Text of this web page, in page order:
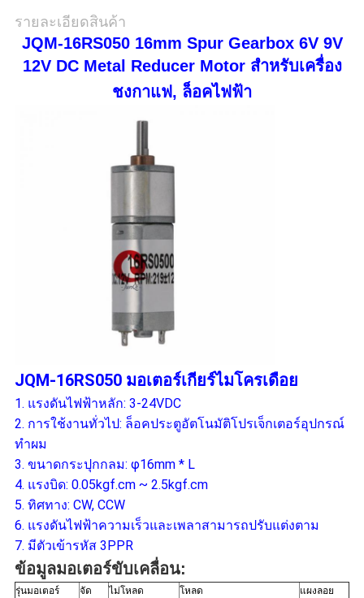
เป็น
ส่วน
รายละเอียดสินค้า
JQM-16RS050 16mm Spur Gearbox 6V 9V
12V DC Metal Reducer Motor สำหรับเครื่อง
ชงกาแฟ, ล็อคไฟฟ้า
JQM-16RS050 มอเตอร์เกียร์ไมโครเดือย
1. แรงดันไฟฟ้าหลัก: 3-24VDC
2. การใช้งานทั่วไป: ล็อคประตูอัตโนมัติโปรเจ็กเตอร์อุปกรณ์
ทำผม
3. ขนาดกระปุกกลม: φ16mm * L
4. แรงบิด: 0.05kgf.cm ~ 2.5kgf.cm
5. ทิศทาง: CW, CCW
6. แรงดันไฟฟ้าความเร็วและเพลาสามารถปรับแต่งตาม
7. มีตัวเข้ารหัส 3PPR
ข้อมูลมอเตอร์ขับเคลื่อน:
รุ่นมอเตอร์
จัด
ไม่โหลด โหลด
แผงลอย